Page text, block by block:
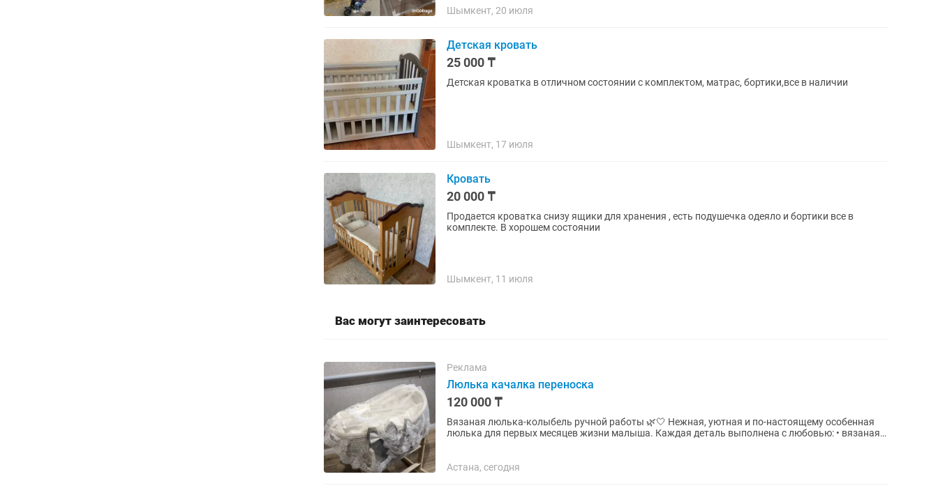
Шымкент, 20 июля
Детская кровать
25 000 ₸
Детская кроватка в отличном состоянии с комплектом, матрас, бортики,все в наличии
Шымкент, 17 июля
Кровать
20 000 ₸
Продается кроватка снизу ящики для хранения , есть подушечка одеяло и бортики все в
комплекте. В хорошем состоянии
Шымкент, 11 июля
Вас могут заинтересовать
Реклама
Люлька качалка переноска
120 000 ₸
Вязаная люлька-колыбель ручной работы 🌿🤍 Нежная, уютная и по-настоящему особенная
люлька для первых месяцев жизни малыша. Каждая деталь выполнена с любовью: • вязаная
Астана, сегодня